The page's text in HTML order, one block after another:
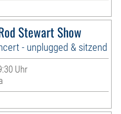
Stewart Show
- unplugged & sitzend
Uhr